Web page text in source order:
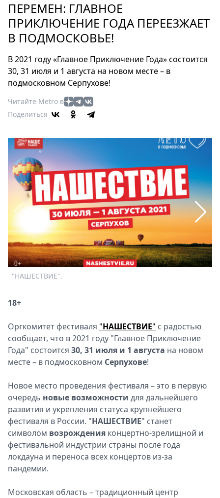
Россия
Мир
Здоровье
Еда
Туризм
Мода
Театр
Кино
Книги
Выставки
Пресс-
релизы
О
Metro
Стримы
Спецпроекты
Звезды
Выборы
2026
Скачай
ПЕРЕМЕН: ГЛАВНОЕ
ПРИКЛЮЧЕНИЕ ГОДА ПЕРЕЕЗЖАЕТ
В ПОДМОСКОВЬЕ!
В 2021 году «Главное Приключение Года» состоится
30, 31 июля и 1 августа на новом месте – в
подмосковном Серпухове!
Читайте Metro в
Поделиться
"НАШЕСТВИЕ".
18+
Оргкомитет фестиваля "НАШЕСТВИЕ" с радостью
сообщает, что в 2021 году "Главное Приключение
Года" состоится 30, 31 июля и 1 августа на новом
месте – в подмосковном Серпухове!
Новое место проведения фестиваля – это в первую
очередь новые возможности для дальнейшего
развития и укрепления статуса крупнейшего
фестиваля в России. "НАШЕСТВИЕ" станет
символом возрождения концертно-зрелищной и
фестивальной индустрии страны после года
локдауна и переноса всех концертов из-за
пандемии.
Московская область – традиционный центр